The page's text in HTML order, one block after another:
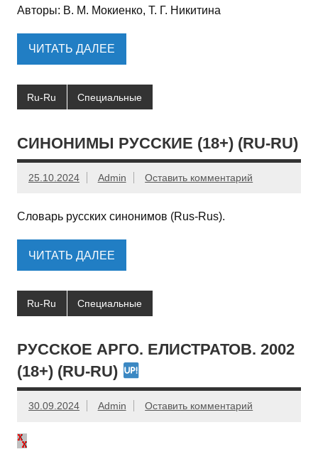
Авторы: В. М. Мокиенко, Т. Г. Никитина
ЧИТАТЬ ДАЛЕЕ
Ru-Ru Специальные
СИНОНИМЫ РУССКИЕ (18+) (RU-RU)
25.10.2024 Admin Оставить комментарий
Словарь русских синонимов (Rus-Rus).
ЧИТАТЬ ДАЛЕЕ
Ru-Ru Специальные
РУССКОЕ АРГО. ЕЛИСТРАТОВ. 2002
(18+) (RU-RU)
30.09.2024 Admin Оставить комментарий